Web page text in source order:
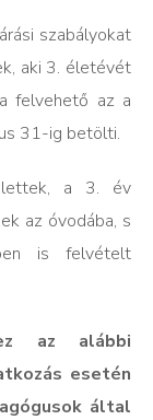
szabályokat
aki 3. életévét
felvehető az a
31-ig betölti.
a 3. év
az óvodába, s
is felvételt
az alábbi
esetén
által